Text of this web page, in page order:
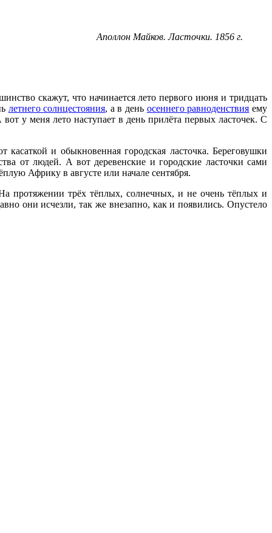
Аполлон Майков. Ласточки. 1856 г.
скажут, что начинается лето первого июня и тридцать
летнего солнцестояния, а в день осеннего равноденствия ему
у меня лето наступает в день прилёта первых ласточек. С
и обыкновенная городская ласточка. Береговушки
от людей. А вот деревенские и городские ласточки сами
Африку в августе или начале сентября.
протяжении трёх тёплых, солнечных, и не очень тёплых и
они исчезли, так же внезапно, как и появились. Опустело